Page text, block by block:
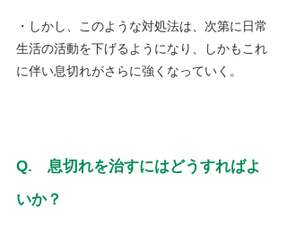
・しかし、このような対処法は、次第に日常
生活の活動を下げるようになり、しかもこれ
に伴い息切れがさらに強くなっていく。
Q.　息切れを治すにはどうすればよ
いか？